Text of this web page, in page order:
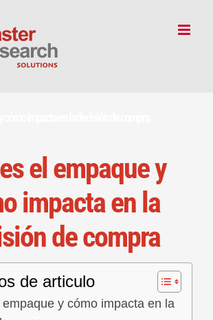
el empaque y
impacta en la
de compra
de articulo
y cómo impacta en la